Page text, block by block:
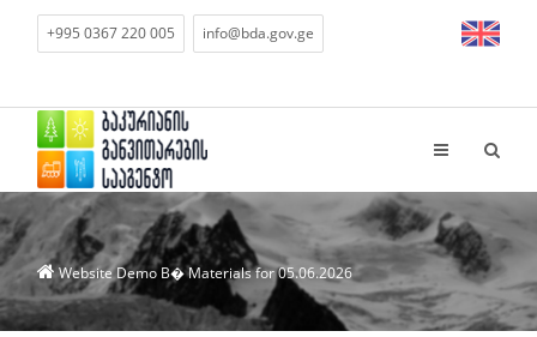
+995 0367 220 005 info@bda.gov.ge
Website DemoВ� Materials for 05.06.2026